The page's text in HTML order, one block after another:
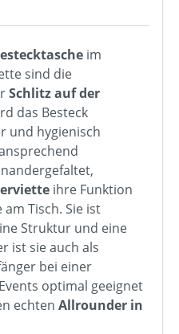
im
sind die
Schlitz auf der
das Besteck
und hygienisch
ihre Funktion
Tisch. Sie ist
Struktur und eine
ist sie auch als
bei einer
optimal geeignet
echten Allrounder in